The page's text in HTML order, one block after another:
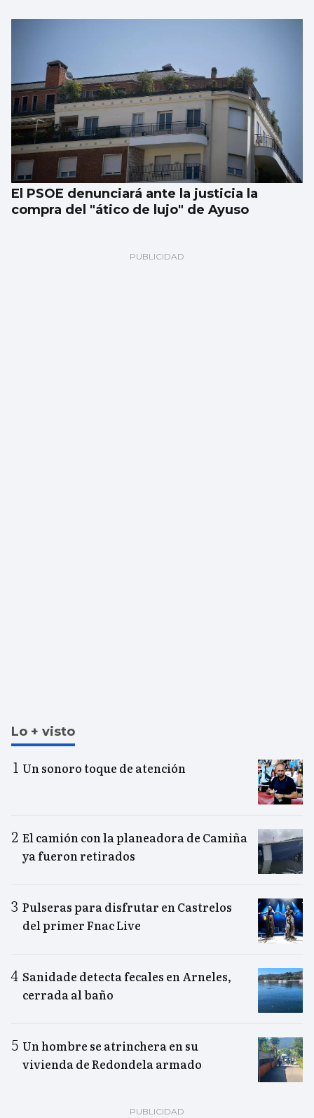
El PSOE denunciará ante la justicia la
compra del "ático de lujo" de Ayuso
Lo + visto
Un sonoro toque de atención
El camión con la planeadora de Camiña
ya fueron retirados
Pulseras para disfrutar en Castrelos
del primer Fnac Live
Sanidade detecta fecales en Arneles,
cerrada al baño
Un hombre se atrinchera en su
vivienda de Redondela armado